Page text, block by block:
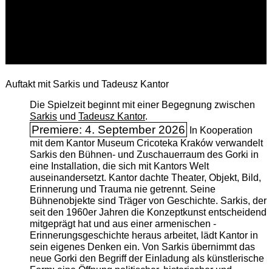
Auftakt mit Sarkis und Tadeusz Kantor
Die Spielzeit beginnt mit einer Begegnung zwischen
Sarkisund Tadeusz Kantor.
Premiere: 4. September 2026
In Kooperation
mit dem Kantor Museum Cricoteka Kraków verwandelt
Sarkis den Bühnen- und Zuschauerraum des Gorki in
eine Installation, die sich mit Kantors Welt
auseinandersetzt. Kantor dachte Theater, Objekt, Bild,
Erinnerung und Trauma nie getrennt. Seine
Bühnenobjekte sind Träger von Geschichte. Sarkis, der
seit den 1960er Jahren die Konzeptkunst entscheidend
mitgeprägt hat und aus einer armenischen ­
Erinnerungsgeschichte heraus arbeitet, lädt Kantor in
sein eigenes Denken ein. Von Sarkis übernimmt das
neue Gorki den Begriff der Einladung als künstlerische